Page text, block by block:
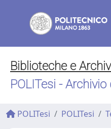
Biblioteche e
POLITesi -
POLITesi POLITesi